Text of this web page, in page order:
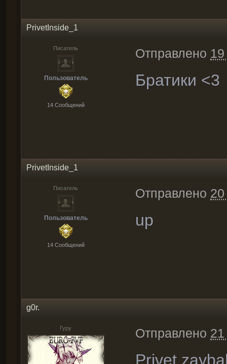
PrivetInside_1
Писатель
Пользователь
14 Cообщений
Отправлено
Братики <3
PrivetInside_1
Писатель
Пользователь
14 Cообщений
Отправлено
up
g0r.
Гуру Отправлено
Privet